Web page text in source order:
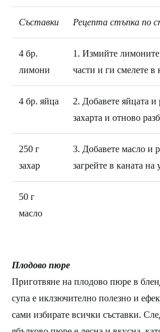
Съставки Рецепта стъпка по
4 бр.
лимони
1. Измийте
части и ги смелете в
4 бр. яйца
2. Добавете яйцата и
захарта и отново
250 г
захар
3. Добавете масло и
загрейте в каната на
50 г
масло
Плодово пюре
Приготвяне на плодово пюре в
супа е иклзючително полезно и
сами избирате всички съставки.